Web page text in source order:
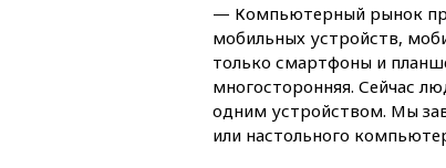
— Компьютерный рынок
мобильных устройств,
только смартфоны и
многосторонняя. Сейчас
одним устройством. Мы
или настольного